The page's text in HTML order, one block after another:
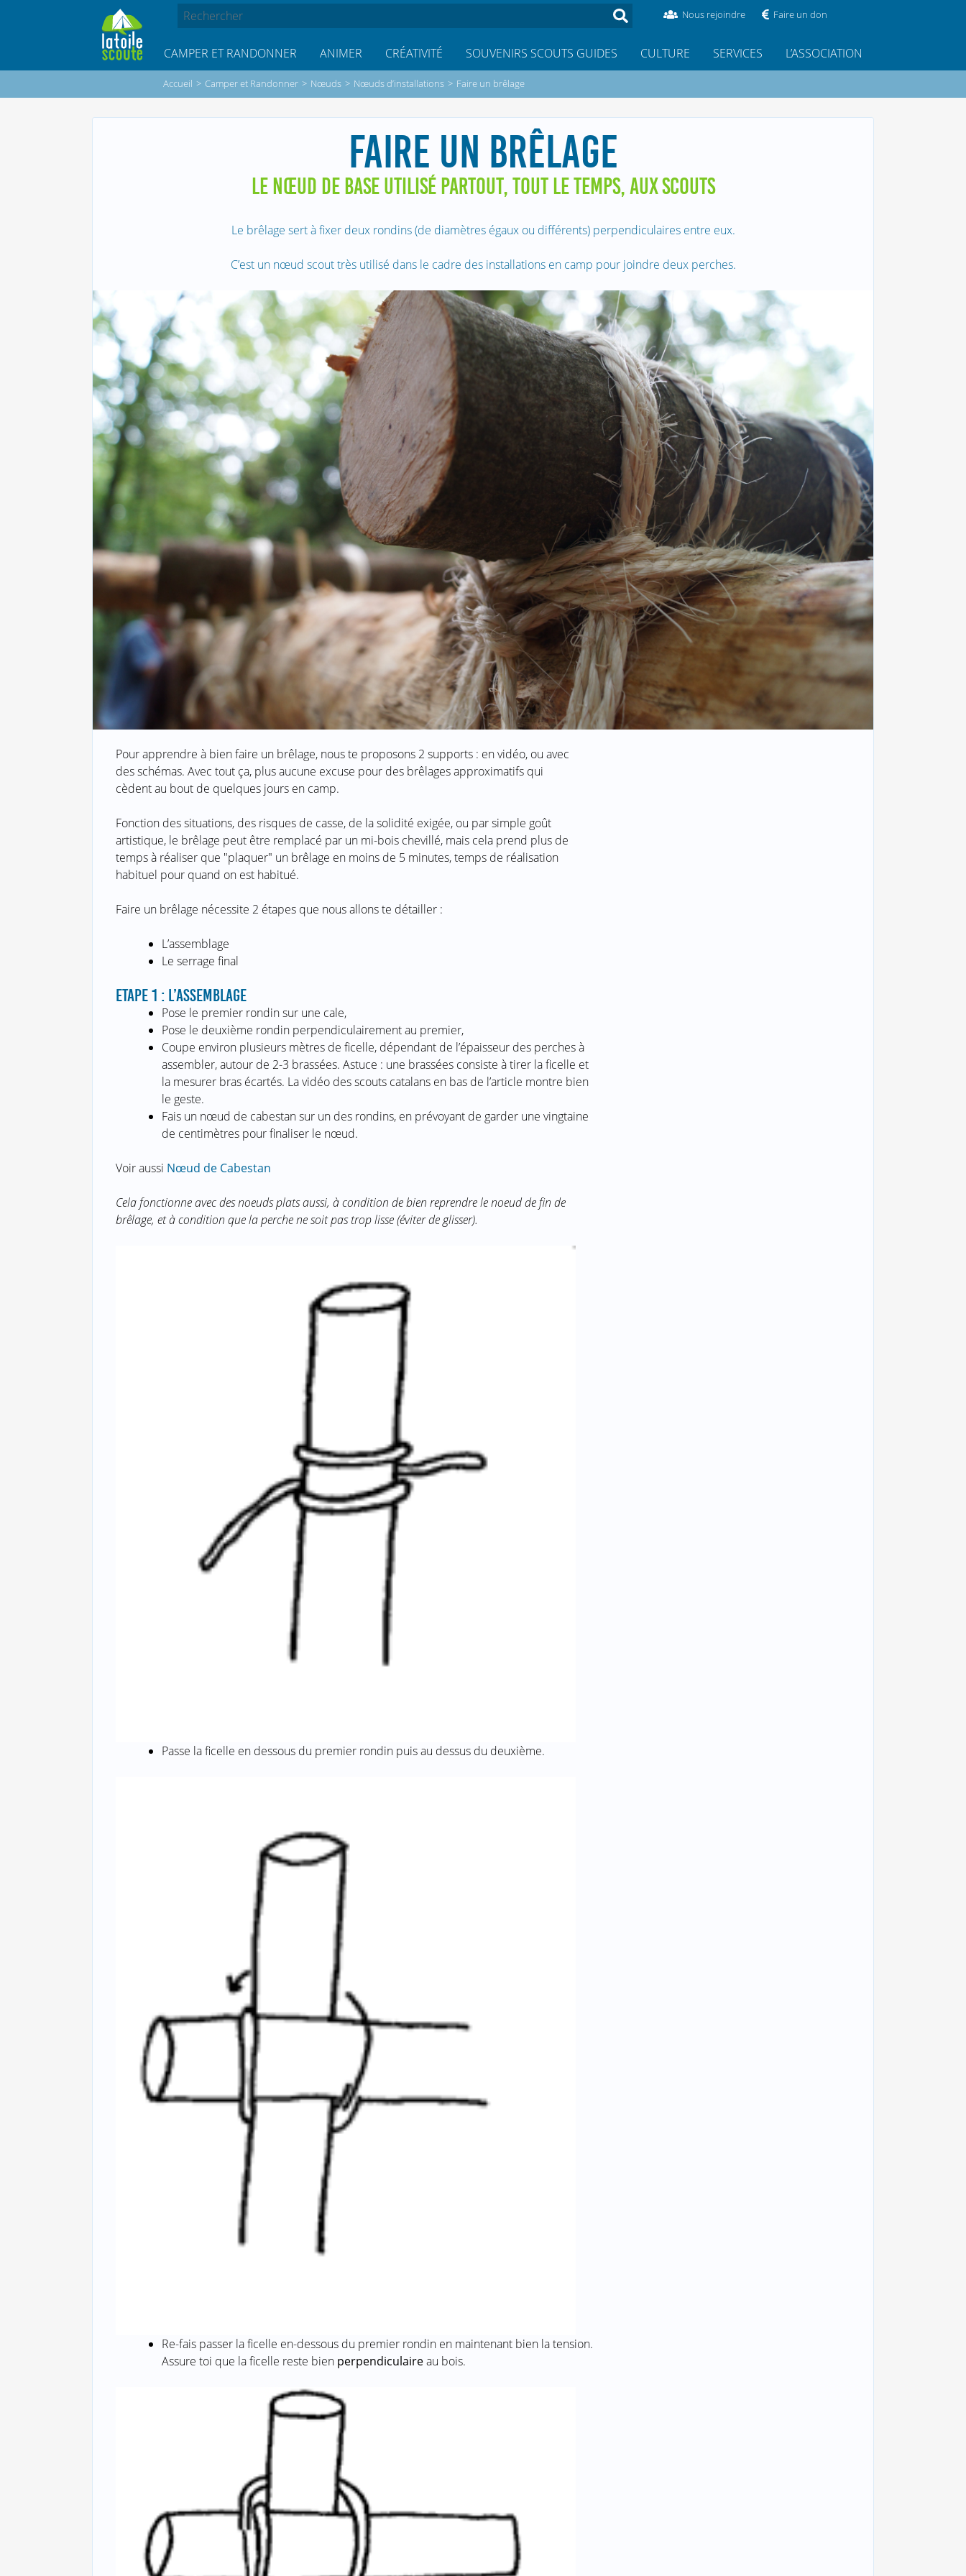
Nous rejoindre Faire un don
CAMPER ET RANDONNER ANIMER CRÉATIVITÉ SOUVENIRS SCOUTS GUIDES CULTURE SERVICES L’ASSOCIATION
Accueil > Camper et Randonner > Nœuds > Nœuds d’installations > Faire un brêlage
FAIRE UN BRÊLAGE
LE NŒUD DE BASE UTILISÉ PARTOUT, TOUT LE TEMPS, AUX SCOUTS
Le brêlage sert à fixer deux rondins (de diamètres égaux ou différents) perpendiculaires entre eux.
C’est un nœud scout très utilisé dans le cadre des installations en camp pour joindre deux perches.
Pour apprendre à bien faire un brêlage, nous te proposons 2 supports : en vidéo, ou avec
des schémas. Avec tout ça, plus aucune excuse pour des brêlages approximatifs qui
cèdent au bout de quelques jours en camp.
Fonction des situations, des risques de casse, de la solidité exigée, ou par simple goût
artistique, le brêlage peut être remplacé par un mi-bois chevillé, mais cela prend plus de
temps à réaliser que "plaquer" un brêlage en moins de 5 minutes, temps de réalisation
habituel pour quand on est habitué.
Faire un brêlage nécessite 2 étapes que nous allons te détailler :
L’assemblage
Le serrage final
ETAPE 1 : L’ASSEMBLAGE
Pose le premier rondin sur une cale,
Pose le deuxième rondin perpendiculairement au premier,
Coupe environ plusieurs mètres de ficelle, dépendant de l’épaisseur des perches à
assembler, autour de 2-3 brassées. Astuce : une brassées consiste à tirer la ficelle et
la mesurer bras écartés. La vidéo des scouts catalans en bas de l’article montre bien
le geste.
Fais un nœud de cabestan sur un des rondins, en prévoyant de garder une vingtaine
de centimètres pour finaliser le nœud.
Voir aussi Nœud de Cabestan
Cela fonctionne avec des noeuds plats aussi, à condition de bien reprendre le noeud de fin de
brêlage, et à condition que la perche ne soit pas trop lisse (éviter de glisser).
Passe la ficelle en dessous du premier rondin puis au dessus du deuxième.
Re-fais passer la ficelle en-dessous du premier rondin en maintenant bien la tension.
Assure toi que la ficelle reste bien perpendiculaireau bois.